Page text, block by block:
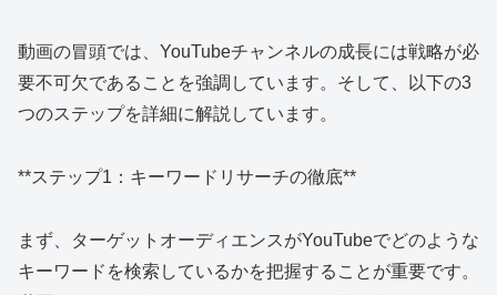
動画の冒頭では、YouTubeチャンネルの成長には戦略が必
要不可欠であることを強調しています。そして、以下の3
つのステップを詳細に解説しています。
**ステップ1：キーワードリサーチの徹底**
まず、ターゲットオーディエンスがYouTubeでどのような
キーワードを検索しているかを把握することが重要です。